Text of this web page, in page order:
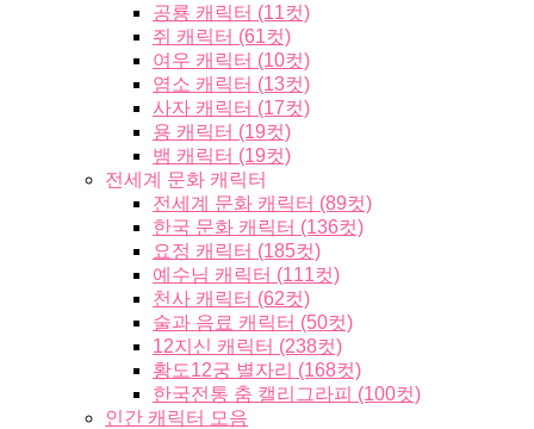
공룡 캐릭터 (11컷)
쥐 캐릭터 (61컷)
여우 캐릭터 (10컷)
염소 캐릭터 (13컷)
사자 캐릭터 (17컷)
용 캐릭터 (19컷)
뱀 캐릭터 (19컷)
전세계 문화 캐릭터
전세계 문화 캐릭터 (89컷)
한국 문화 캐릭터 (136컷)
요정 캐릭터 (185컷)
예수님 캐릭터 (111컷)
천사 캐릭터 (62컷)
술과 음료 캐릭터 (50컷)
12지신 캐릭터 (238컷)
황도12궁 별자리 (168컷)
한국전통 춤 캘리그라피 (100컷)
인간 캐릭터 모음